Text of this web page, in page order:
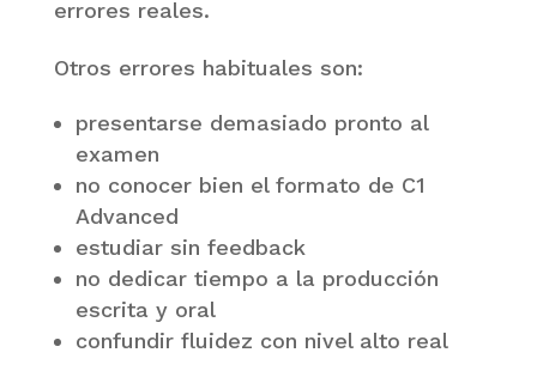
errores reales.
Otros errores habituales son:
presentarse demasiado pronto al
examen
no conocer bien el formato de C1
Advanced
estudiar sin feedback
no dedicar tiempo a la producción
escrita y oral
confundir fluidez con nivel alto real